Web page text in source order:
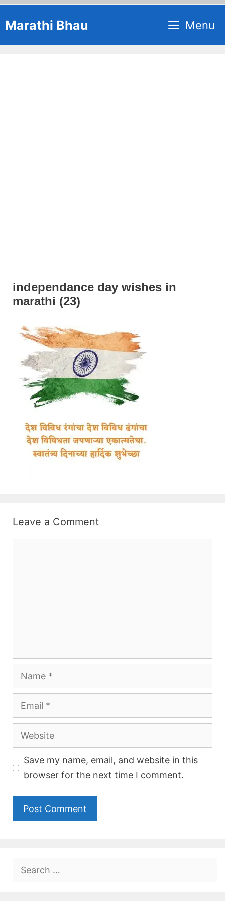
toMarathi Bhau Menu
independance day wishes in
marathi (23)
Leave a Comment
Name
Email
Website
Save my name, email, and website in this
browser for the next time I comment.
Search
for: